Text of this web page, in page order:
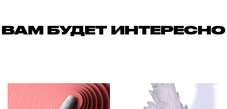
ВАМ БУДЕТ ИНТЕРЕСНО